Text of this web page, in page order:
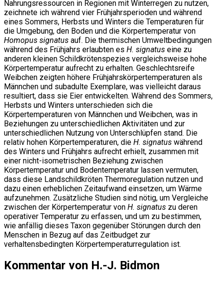
Nahrungsressourcen in Regionen mit Winterregen zu nutzen,
zeichnete ich während vier Frühjahrsperioden und während
eines Sommers, Herbsts und Winters die Temperaturen für
die Umgebung, den Boden und die Körpertemperatur von
Homopus signatus auf. Die thermischen Umweltbedingungen
während des Frühjahrs erlaubten es H. signatus eine zu
anderen kleinen Schildkrötenspezies vergleichsweise hohe
Körpertemperatur aufrecht zu erhalten. Geschlechtsreife
Weibchen zeigten höhere Frühjahrskörpertemperaturen als
Männchen und subadulte Exemplare, was vielleicht daraus
resultiert, dass sie Eier entwickelten. Während des Sommers,
Herbsts und Winters unterschieden sich die
Körpertemperaturen von Männchen und Weibchen, was in
Beziehungen zu unterschiedlichen Aktivitäten und zur
unterschiedlichen Nutzung von Unterschlüpfen stand. Die
relativ hohen Körpertemperaturen, die H. signatus während
des Winters und Frühjahrs aufrecht erhielt, zusammen mit
einer nicht-isometrischen Beziehung zwischen
Körpertemperatur und Bodentemperatur lassen vermuten,
dass diese Landschildkröten Thermoregulation nutzen und
dazu einen erheblichen Zeitaufwand einsetzen, um Wärme
aufzunehmen. Zusätzliche Studien sind nötig, um Vergleiche
zwischen der Körpertemperatur von H. signatus zu deren
operativer Temperatur zu erfassen, und um zu bestimmen,
wie anfällig dieses Taxon gegenüber Störungen durch den
Menschen in Bezug auf das Zeitbudget zur
verhaltensbedingten Körpertemperaturregulation ist.
Kommentar von H.-J. Bidmon